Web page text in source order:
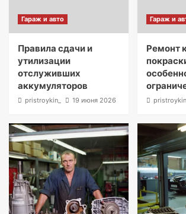
Гараж и авто
Правила сдачи и
утилизации
отслуживших
аккумуляторов
pristroykin_ 19 июня 2026
Гараж и
Ремонт
pristroykin_